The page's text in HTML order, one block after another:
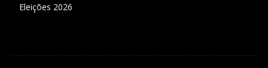
Eleições 2026